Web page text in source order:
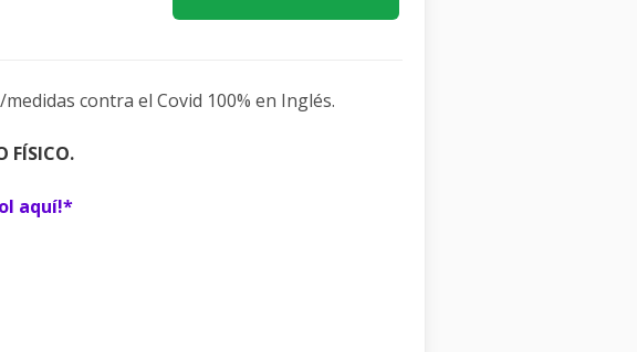
contra el Covid 100% en Inglés.
FÍSICO.
aquí!*